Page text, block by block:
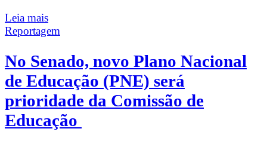
Leia mais
Reportagem
No Senado, novo Plano Nacional
de Educação (PNE) será
prioridade da Comissão de
Educação